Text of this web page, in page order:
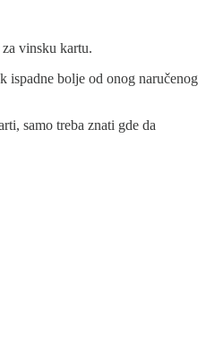
vinsku kartu.
ispadne bolje od onog naručenog
samo treba znati gde da